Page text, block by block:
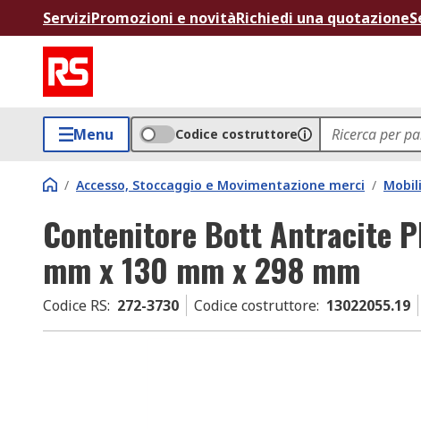
ServiziPromozioni e novitàRichiedi una quotazione
Menu Codice costruttore
/ Accesso, Stoccaggio e Movimentazione merci /
Contenitore Bott Antracite
mm x 130 mm x 298 mm
Codice RS: 272-3730 Codice costruttore: 13022055.19